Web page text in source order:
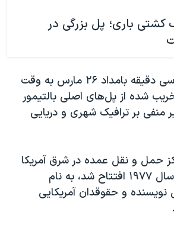
کشتی باری؛ پل بزرگی در
حادثه ساعت یک و سی دقیقه بامداد ۲۶ مارس به وقت
شده از پل‌های اصلی بالتیمور
منفی بر ترافیک شهری و دریایی
حمل و نقل عمده در شرق آمریکا
است. این پل که در سال ۱۹۷۷ افتتاح شد، به نام
و حقوقدان آمریکایی